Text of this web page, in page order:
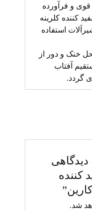
قوی و فرآورده
کننده کلرینه
استفاده
خنک و دور از
آفتاب
گردد.
کننده
شد.